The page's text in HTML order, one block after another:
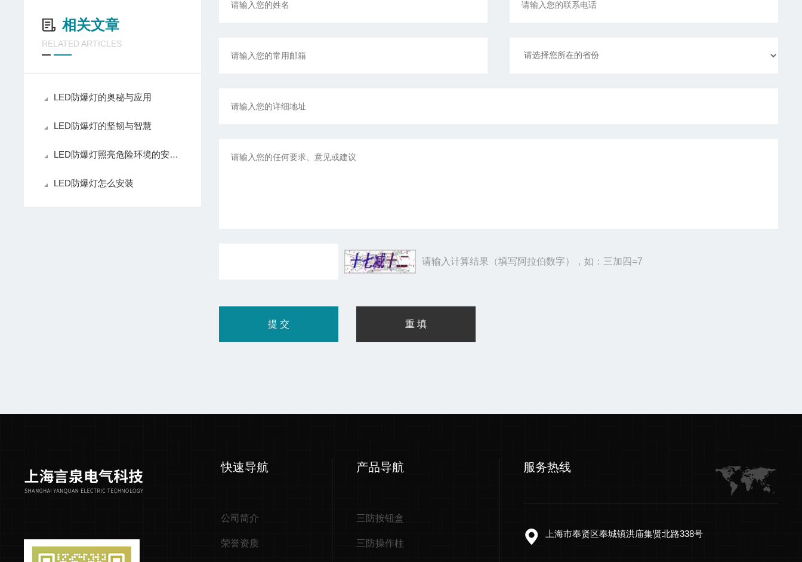
相关文章
RELATED ARTICLES
LED防爆灯的奥秘与应用
LED防爆灯的坚韧与智慧
LED防爆灯照亮危险环境的安全之光
LED防爆灯怎么安装
请输入计算结果（填写阿拉伯数字），如：三加四=7
快速导航
公司简介
荣誉资质
产品导航
三防按钮盒
三防操作柱
服务热线
上海市奉贤区奉城镇洪庙集贤北路338号